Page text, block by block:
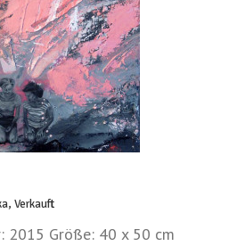
, Verkauft
2015 Größe: 40 x 50 cm